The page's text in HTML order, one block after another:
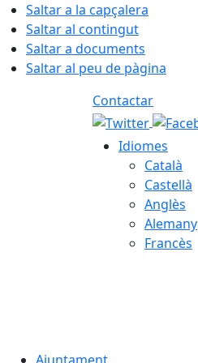
Saltar a la capçalera
Saltar al contingut
Saltar a documents
Saltar al peu de pàgina
Contactar
Idiomes
Català
Castellà
Anglès
Alemany
Francès